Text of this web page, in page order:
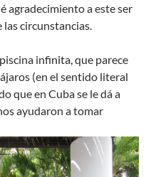
agradecimiento a este ser
las circunstancias.
infinita, que parece
(en el sentido literal
que en Cuba se le dá a
ayudaron a tomar